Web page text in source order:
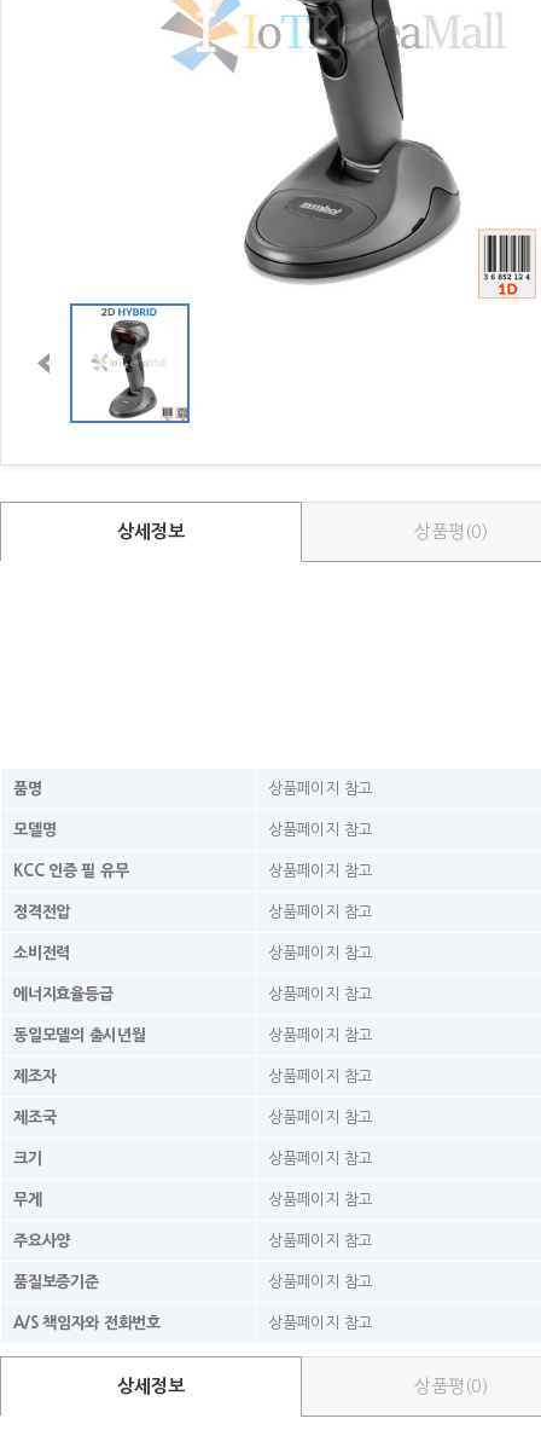
상세정보 상품평(0)
품명 상품페이지 참고
모델명 상품페이지 참고
KCC 인증 필 유무 상품페이지 참고
정격전압 상품페이지 참고
소비전력 상품페이지 참고
에너지효율등급 상품페이지 참고
동일모델의 출시년월 상품페이지 참고
제조자 상품페이지 참고
제조국 상품페이지 참고
크기 상품페이지 참고
무게 상품페이지 참고
주요사양 상품페이지 참고
품질보증기준 상품페이지 참고
A/S 책임자와 전화번호 상품페이지 참고
상세정보 상품평(0)